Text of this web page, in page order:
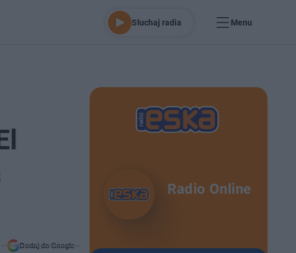
Słuchaj radia Menu
Dodaj do Google
Radio Online